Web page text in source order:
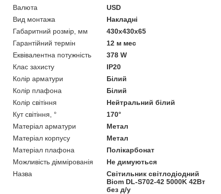
Валюта
USD
Вид монтажа
Накладні
Габаритний розмір, мм
430x430x65
Гарантійний термін
12 м мес
Еквівалентна потужність
378 W
Клас захисту
IP20
Колір арматури
Білий
Колір плафона
Білий
Колір світіння
Нейтральний білий
Кут світіння, °
170°
Матеріал арматури
Метал
Матеріал корпусу
Метал
Матеріал плафона
Полікарбонат
Можливість діммірованія
Не димуються
Назва
Світильник світлодіодний
Biom DL-S702-42 5000K 42Вт
без д/у